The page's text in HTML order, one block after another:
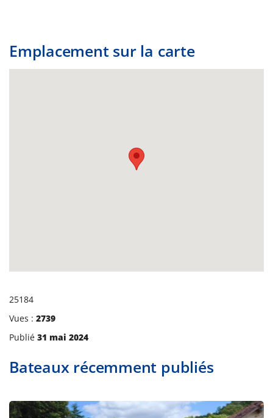
Emplacement sur la carte
25184
Vues : 2739
Publié 31 mai 2024
Bateaux récemment publiés